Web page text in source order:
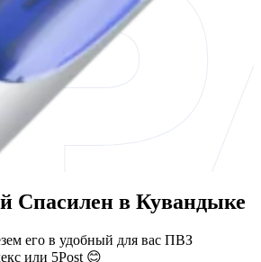
Спасилен в Кувандыке
его в удобный для вас ПВЗ
или 5Post 😊